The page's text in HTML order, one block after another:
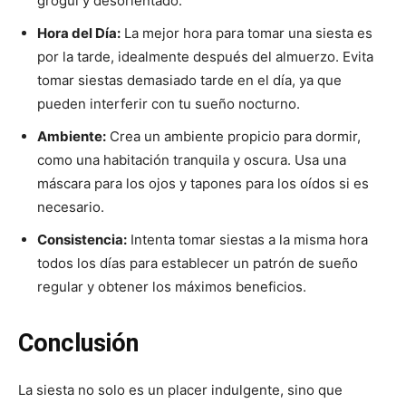
Hora del Día: La mejor hora para tomar una siesta es
por la tarde, idealmente después del almuerzo. Evita
tomar siestas demasiado tarde en el día, ya que
pueden interferir con tu sueño nocturno.
Ambiente: Crea un ambiente propicio para dormir,
como una habitación tranquila y oscura. Usa una
máscara para los ojos y tapones para los oídos si es
necesario.
Consistencia: Intenta tomar siestas a la misma hora
todos los días para establecer un patrón de sueño
regular y obtener los máximos beneficios.
Conclusión
La siesta no solo es un placer indulgente, sino que